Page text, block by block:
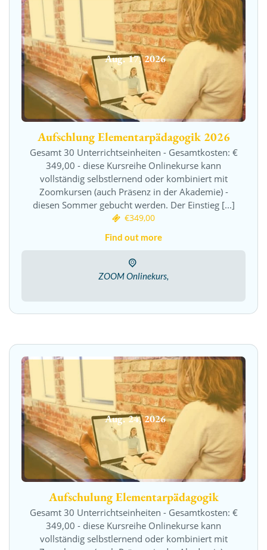
Aug. 17, 2026
Aufschlung Elementarpädagogik 2026
Gesamt 30 Unterrichtseinheiten - Gesamtkosten: €
349,00 - diese Kursreihe Onlinekurse kann
vollständig selbstlernend oder kombiniert mit
Zoomkursen (auch Präsenz in der Akademie) -
diesen Sommer gebucht werden. Der Einstieg [...]
€349,00
Find out more
ZOOM Onlinekurs,
Aug. 24, 2026
Aufschulung Elementarpädagogik
Gesamt 30 Unterrichtseinheiten - Gesamtkosten: €
349,00 - diese Kursreihe Onlinekurse kann
vollständig selbstlernend oder kombiniert mit